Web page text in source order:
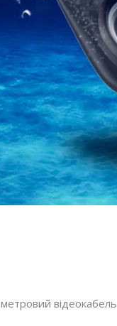
відеокабель